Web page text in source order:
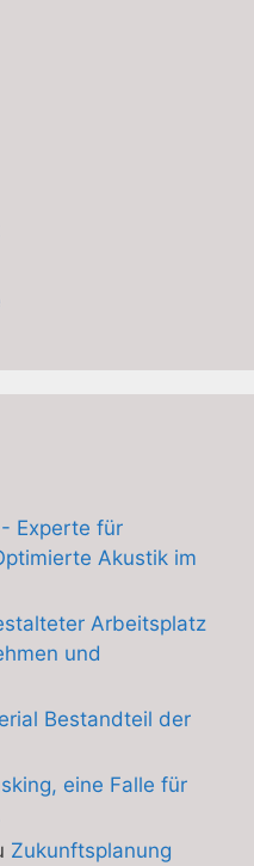
Experte für
Akustik im
Arbeitsplatz
und
Bestandteil der
eine Falle für
Zukunftsplanung